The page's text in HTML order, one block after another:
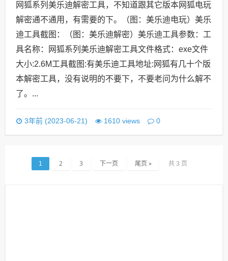
网狐系列美乐迪解密工具，不知道跟其它版本网狐电玩
解密通不通用，有需要的下。（图：美乐迪电玩）美乐
迪工具截图：（图：美乐迪解密）美乐迪工具参数：工
具名称：网狐系列美乐迪解密工具文件格式：exe文件
大小:2.6M工具截图:有美乐迪工具地址:网狐有几十个版
本解密工具，没有说明的不要下，不要老问为什么解不
了。...
3年前 (2023-06-21) 1610 views 0
1 2 3 下一页 尾页 » 共 3 页